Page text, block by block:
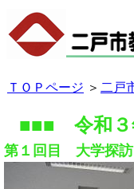
ＴＯＰページ ＞ 二戸
■■■ 令和
第１回目 大学探訪